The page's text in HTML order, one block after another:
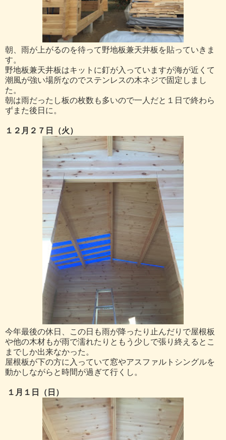
朝、雨が上がるのを待って野地板兼天井板を貼っていきま
す。
野地板兼天井板はキットに釘が入っていますが海が近くて
潮風が強い場所なのでステンレスの木ネジで固定しまし
た。
朝は雨だったし板の枚数も多いので一人だと１日で終わら
ずまた後日に。
１２月２７日（火）
今年最後の休日、この日も雨が降ったり止んだりで屋根板
や他の木材もが雨で濡れたりともう少しで張り終えるとこ
までしか出来なかった。
屋根板が下の方に入っていて窓やアスファルトシングルを
動かしながらと時間が過ぎて行くし。
１月１日（日）